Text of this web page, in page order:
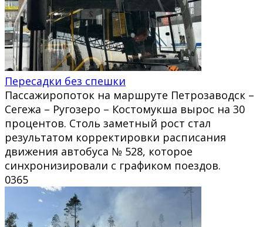
Пересадки без спешки
Пассажиропоток на маршруте Петрозаводск –
Сегежа – Ругозеро – Костомукша вырос на 30
процентов. Столь заметный рост стал
результатом корректировки расписания
движения автобуса № 528, которое
синхронизировали с графиком поездов.
0365